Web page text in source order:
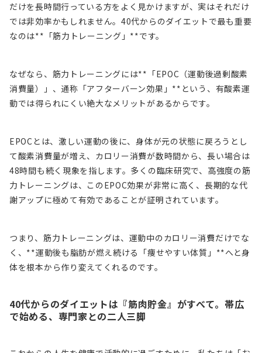
だけを長時間行っている方をよく見かけますが、実はそれだけ
では非効率かもしれません。40代からのダイエットで最も重要
なのは**「筋力トレーニング」**です。
なぜなら、筋力トレーニングには**「EPOC（運動後過剰酸素
消費量）」、通称「アフターバーン効果」**という、有酸素運
動では得られにくい絶大なメリットがあるからです。
EPOCとは、激しい運動の後に、身体が元の状態に戻ろうとし
て酸素消費量が増え、カロリー消費が数時間から、長い場合は
48時間も続く現象を指します。多くの臨床研究で、高強度の筋
力トレーニングは、このEPOC効果が非常に高く、長期的な代
謝アップに極めて有効であることが証明されています。
つまり、筋力トレーニングは、運動中のカロリー消費だけでな
く、**運動後も脂肪が燃え続ける「痩せやすい体質」**へと身
体を根本から作り変えてくれるのです。
40代からのダイエットは『筋肉貯金』がすべて。帯広
で始める、専門家との二人三脚